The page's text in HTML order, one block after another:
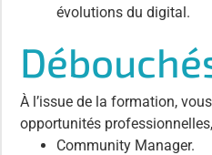
évolutions du digital.
À l’issue de la formation,
opportunités
Community Manager.